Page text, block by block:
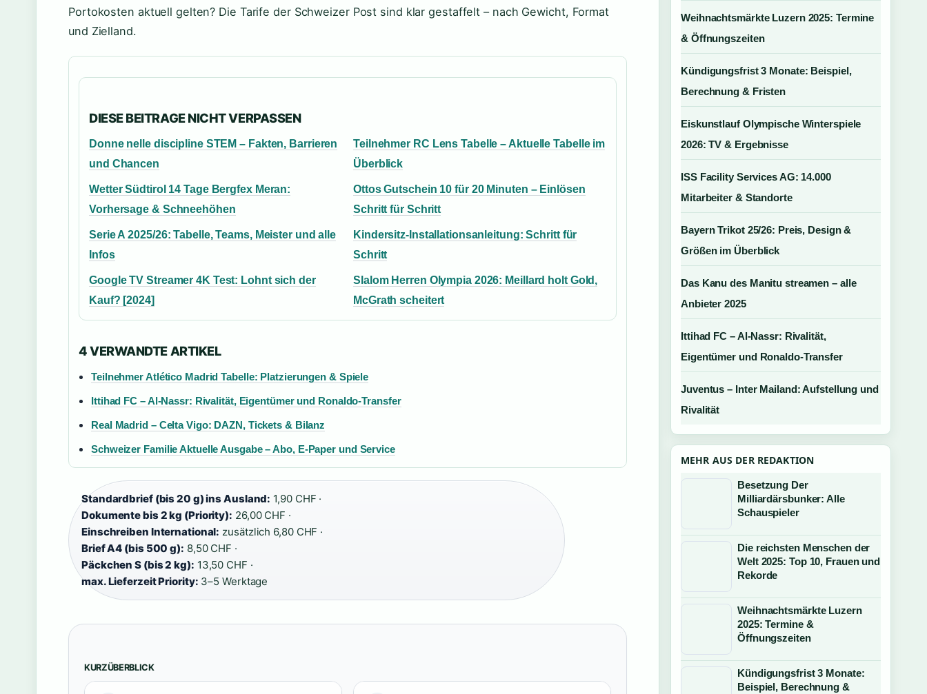
Portokosten aktuell gelten? Die Tarife der Schweizer Post sind klar gestaffelt – nach Gewicht, Format
und Zielland.
DIESE BEITRAGE NICHT VERPASSEN
Donne nelle discipline STEM – Fakten, Barrieren
und Chancen
Teilnehmer RC Lens Tabelle – Aktuelle Tabelle im
Überblick
Wetter Südtirol 14 Tage Bergfex Meran:
Vorhersage & Schneehöhen
Ottos Gutschein 10 für 20 Minuten – Einlösen
Schritt für Schritt
Serie A 2025/26: Tabelle, Teams, Meister und alle
Infos
Kindersitz-Installationsanleitung: Schritt für
Schritt
Google TV Streamer 4K Test: Lohnt sich der
Kauf? [2024]
Slalom Herren Olympia 2026: Meillard holt Gold,
McGrath scheitert
4 VERWANDTE ARTIKEL
Teilnehmer Atlético Madrid Tabelle: Platzierungen & Spiele
Ittihad FC – Al-Nassr: Rivalität, Eigentümer und Ronaldo-Transfer
Real Madrid – Celta Vigo: DAZN, Tickets & Bilanz
Schweizer Familie Aktuelle Ausgabe – Abo, E-Paper und Service
Standardbrief (bis 20 g) ins Ausland: 1,90 CHF ·
Dokumente bis 2 kg (Priority): 26,00 CHF ·
Einschreiben International: zusätzlich 6,80 CHF ·
Brief A4 (bis 500 g): 8,50 CHF ·
Päckchen S (bis 2 kg): 13,50 CHF ·
max. Lieferzeit Priority: 3–5 Werktage
KURZÜBERBLICK
Weihnachtsmärkte Luzern 2025: Termine
& Öffnungszeiten
Kündigungsfrist 3 Monate: Beispiel,
Berechnung & Fristen
Eiskunstlauf Olympische Winterspiele
2026: TV & Ergebnisse
ISS Facility Services AG: 14.000
Mitarbeiter & Standorte
Bayern Trikot 25/26: Preis, Design &
Größen im Überblick
Das Kanu des Manitu streamen – alle
Anbieter 2025
Ittihad FC – Al-Nassr: Rivalität,
Eigentümer und Ronaldo-Transfer
Juventus – Inter Mailand: Aufstellung und
Rivalität
MEHR AUS DER REDAKTION
Besetzung Der
Milliardärsbunker: Alle
Schauspieler
Die reichsten Menschen der
Welt 2025: Top 10, Frauen und
Rekorde
Weihnachtsmärkte Luzern
2025: Termine &
Öffnungszeiten
Kündigungsfrist 3 Monate:
Beispiel, Berechnung &